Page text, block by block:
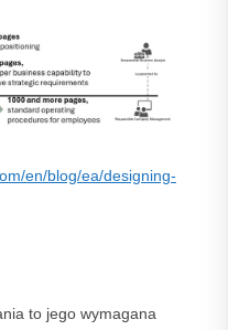
en/blog/ea/designing-
to jego wymagana